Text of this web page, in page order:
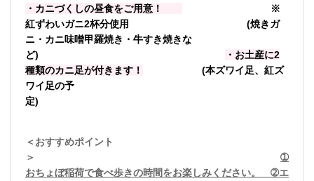
・カニづくしの昼食をご用意！
※
紅ずわいガニ2杯分使用 (焼きガ
ニ・カニ味噌甲羅焼き・牛すき焼きな
ど)
・お土産に2
種類のカニ足が付きます！
(本ズワイ足、紅ズ
ワイ足の予
定)
＜おすすめポイント
＞ ➀
おちょぼ稲荷で食べ歩きの時間をお楽しみください。 ➁エ